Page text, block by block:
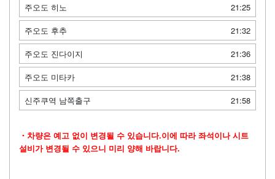
주오도 히노
21:25
주오도 후추
21:32
주오도 진다이지
21:36
주오도 미타카
21:38
신주쿠역 남쪽출구
21:58
・차량은 예고 없이 변경될 수 있습니다.이에 따라 좌석이나 시트
설비가 변경될 수 있으니 미리 양해 바랍니다.